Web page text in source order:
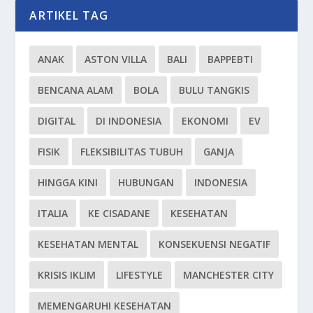
ARTIKEL TAG
ANAK ASTON VILLA BALI BAPPEBTI
BENCANA ALAM BOLA BULU TANGKIS
DIGITAL DI INDONESIA EKONOMI EV
FISIK FLEKSIBILITAS TUBUH GANJA
HINGGA KINI HUBUNGAN INDONESIA
ITALIA KE CISADANE KESEHATAN
KESEHATAN MENTAL KONSEKUENSI NEGATIF
KRISIS IKLIM LIFESTYLE MANCHESTER CITY
MEMENGARUHI KESEHATAN